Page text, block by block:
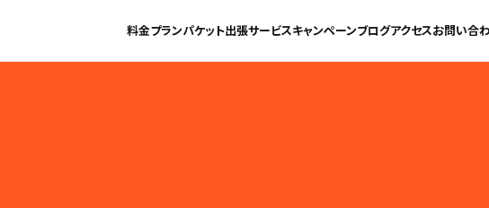
料金プランパケット出張サービスキャンペーンブログアクセスお問い合